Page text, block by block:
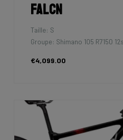
Falcn
Taille: S
Groupe: Shimano 105 R7150
€4,099.00